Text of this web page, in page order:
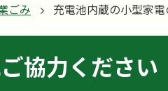
ごみ 充電池内蔵の小型家
協力ください